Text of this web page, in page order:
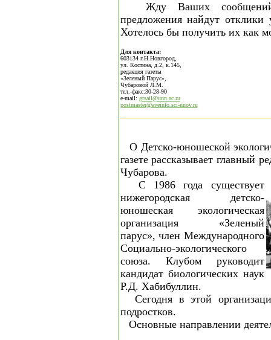
Жду Ваших
предложения найдут отклики
Хотелось бы получить их как
Для контакта:
603134 г.Н.Новгород,
ул. Костина, д.2, к.145,
редакция газеты
«Зеленый Парус»,
Чубаровой Л.М.
тел.-факс:30-28-90
e-mail: grsail@unn.ac.ru
postmaster@aveinfo.sci-nnov.ru
О Детско-юношеской
газете рассказывает главный
Чубарова.
С 1986 года существует
нижегородская детско-
юношеская экологическая
организация «Зеленый
парус», член Международного
Социально-экологического
союза. Клубом руководит
кандидат биологических наук
Р.Д. Хабибуллин.
Сегодня в этой
подростков.
Основные направлении